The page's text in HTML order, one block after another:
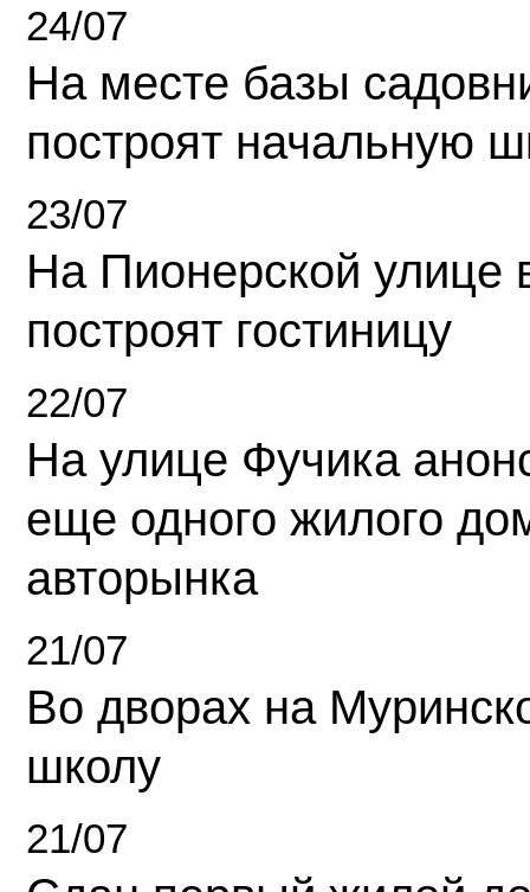
24/07
На месте базы
построят начальную
23/07
На Пионерской улице
построят гостиницу
22/07
На улице Фучика
еще одного жилого
авторынка
21/07
Во дворах на
школу
21/07